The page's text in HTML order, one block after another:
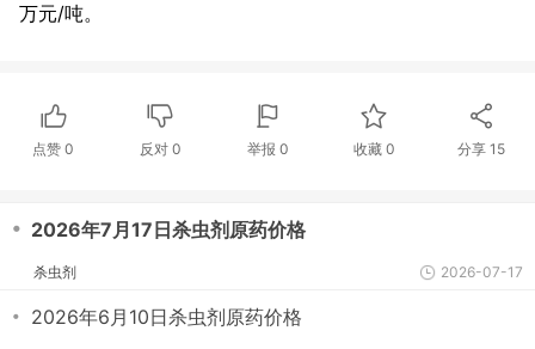
万元/吨。
点赞0 反对 0 举报 0 收藏 0 分享15
・ 2026年7月17日杀虫剂原药价格
杀虫剂 2026-07-17
・ 2026年6月10日杀虫剂原药价格